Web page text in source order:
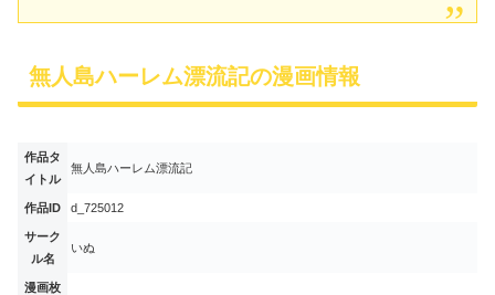
無人島ハーレム漂流記の漫画情報
作品タ
イトル
無人島ハーレム漂流記
作品ID d_725012
サーク
ル名
いぬ
漫画枚